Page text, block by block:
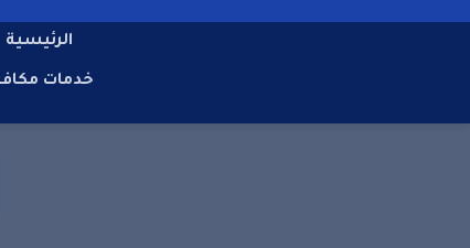
الرئيسية
خدمات